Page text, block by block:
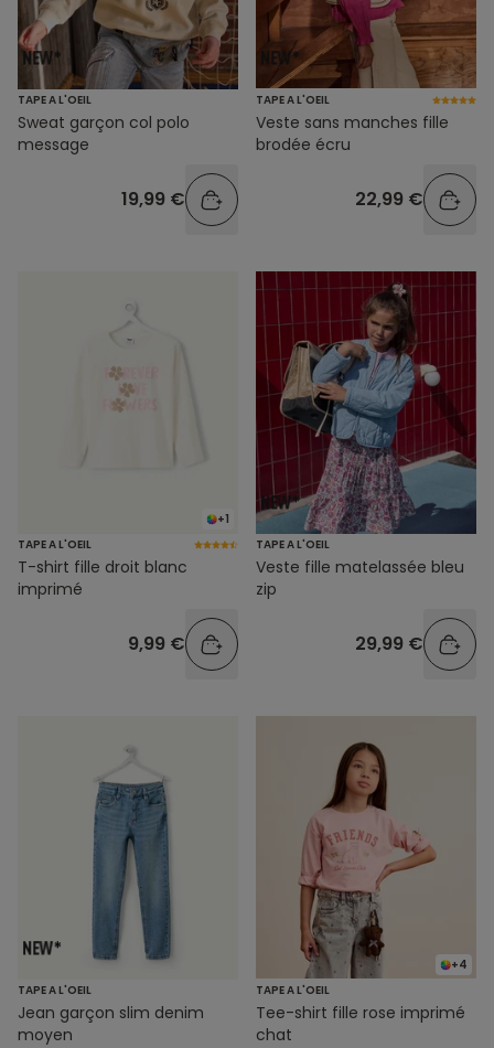
TAPE A L'OEIL
Sweat garçon col polo
message
19,99 €
TAPE A L'OEIL
Veste sans manches fille
brodée écru
22,99 €
+1
TAPE A L'OEIL
T-shirt fille droit blanc
imprimé
9,99 €
TAPE A L'OEIL
Veste fille matelassée bleu
zip
29,99 €
TAPE A L'OEIL
Jean garçon slim denim
moyen
+4
TAPE A L'OEIL
Tee-shirt fille rose imprimé
chat